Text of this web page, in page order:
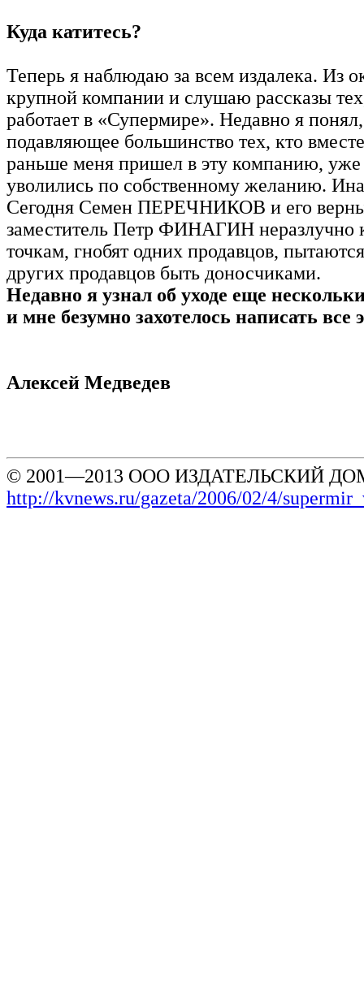
Куда катитесь?
Теперь я наблюдаю за всем издалека. Из
крупной компании и слушаю рассказы
работает в «Супермире». Недавно я
подавляющее большинство тех, кто
раньше меня пришел в эту компанию,
уволились по собственному желанию.
Сегодня Семен ПЕРЕЧНИКОВ и его
заместитель Петр ФИНАГИН неразлучно
точкам, гнобят одних продавцов,
других продавцов быть доносчиками.
Недавно я узнал об уходе еще
и мне безумно захотелось написать все
Алексей Медведев
© 2001—2013 ООО ИЗДАТЕЛЬСКИЙ
http://kvnews.ru/gazeta/2006/02/4/